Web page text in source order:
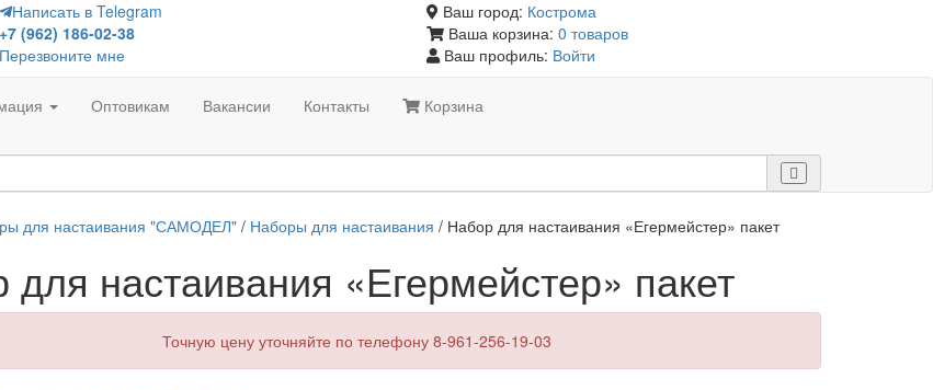
Написать в Telegram
+7 (962) 186-02-38
Перезвоните мне
Ваш город: Кострома
Ваша корзина: 0 товаров
Ваш профиль: Войти
Оптовикам Вакансии Контакты Корзина
для настаивания "САМОДЕЛ"/ Наборы для настаивания / Набор для настаивания «Егермейстер» пакет
для настаивания «Егермейстер» пакет
Точную цену уточняйте по телефону 8-961-256-19-03